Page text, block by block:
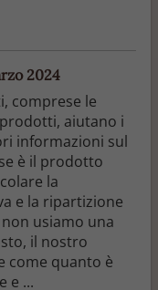
2024
comprese le
aiutano i
informazioni sul
è il prodotto
la
e la ripartizione
usiamo una
il nostro
come quanto è
e ...